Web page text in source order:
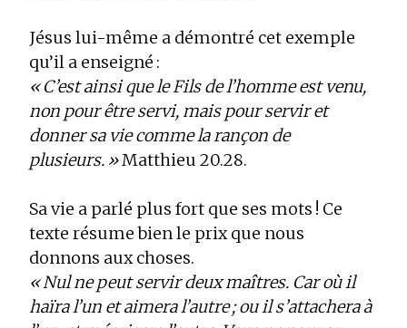
Jésus lui-même a démontré cet exemple
qu’il a enseigné :
« C’est ainsi que le Fils de l’homme est venu,
non pour être servi, mais pour servir et
donner sa vie comme la rançon de
plusieurs. »Matthieu 20.28.
Sa vie a parlé plus fort que ses mots ! Ce
texte résume bien le prix que nous
donnons aux choses.
« Nul ne peut servir deux maîtres. Car où il
haïra l’un et aimera l’autre ; ou il s’attachera à